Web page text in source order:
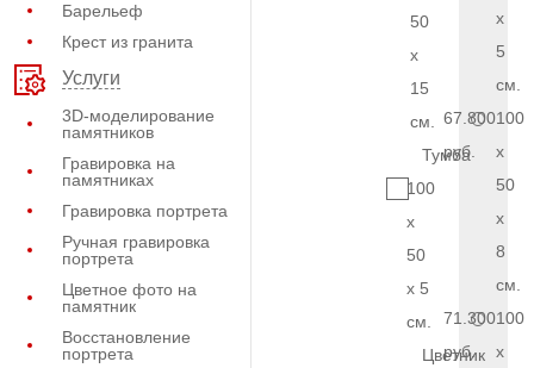
Барельеф
Крест из гранита
Услуги
3D-моделирование
памятников
Гравировка на
памятниках
Гравировка портрета
Ручная гравировка
портрета
Цветное фото на
памятник
Восстановление
портрета
50
x
15
см.
Тумба
100
x
50
x 5
см.
Цветник
x
5
см.
67.800
руб.
100
x
50
x
8
см.
71.300
руб.
100
x